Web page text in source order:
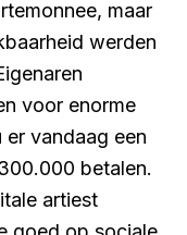
maar
werden
voor enorme
vandaag een
betalen.
artiest